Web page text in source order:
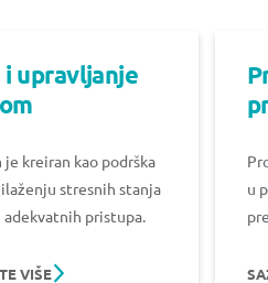
i upravljanje
je kreiran kao podrška
stresnih stanja
adekvatnih pristupa.
VIŠE
u